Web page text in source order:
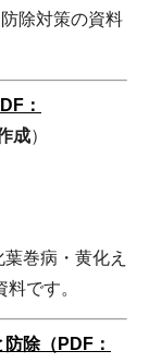
除対策の資料
：
成）
巻病・黄化え
です。
除（PDF：